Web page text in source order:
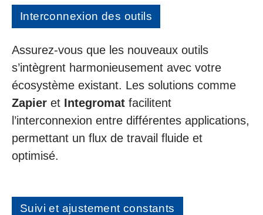
Interconnexion des outils
Assurez-vous que les nouveaux outils
s’intègrent harmonieusement avec votre
écosystème existant. Les solutions comme
Zapier et Integromat facilitent
l’interconnexion entre différentes applications,
permettant un flux de travail fluide et
optimisé.
Suivi et ajustement constants